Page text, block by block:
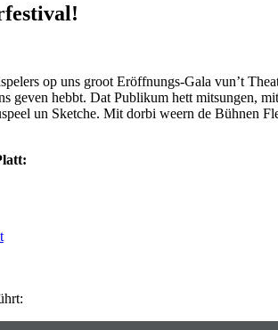
op uns groot Eröffnungs-Gala vun’t
geven hebbt. Dat Publikum hett mitsungen,
un Sketche. Mit dorbi weern de Bühnen